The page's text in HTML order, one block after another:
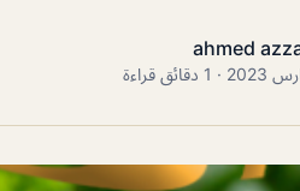
ahmed